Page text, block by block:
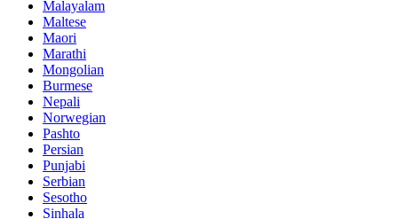
Malayalam
Maltese
Maori
Marathi
Mongolian
Burmese
Nepali
Norwegian
Pashto
Persian
Punjabi
Serbian
Sesotho
Sinhala